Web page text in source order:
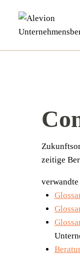
Inhalt
springen
zei­ti­ge